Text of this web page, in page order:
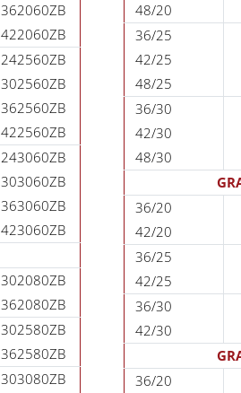
362060ZB
422060ZB
242560ZB
302560ZB
362560ZB
422560ZB
243060ZB
303060ZB
363060ZB
423060ZB
302080ZB
362080ZB
302580ZB
362580ZB
303080ZB
48/20
36/25
42/25
48/25
36/30
42/30
48/30
36/20
42/20
36/25
42/25
36/30
42/30
36/20